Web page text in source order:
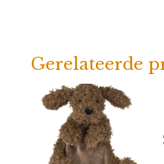
Gerelateerde